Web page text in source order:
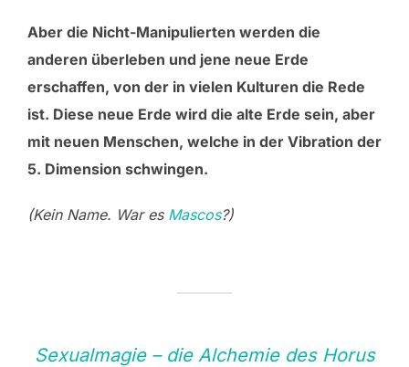
Aber die Nicht-Manipulierten werden die
anderen überleben und jene neue Erde
erschaffen, von der in vielen Kulturen die Rede
ist. Diese neue Erde wird die alte Erde sein, aber
mit neuen Menschen, welche in der Vibration der
5. Dimension schwingen.
(Kein Name. War es Mascos?)
Sexualmagie – die Alchemie des Horus